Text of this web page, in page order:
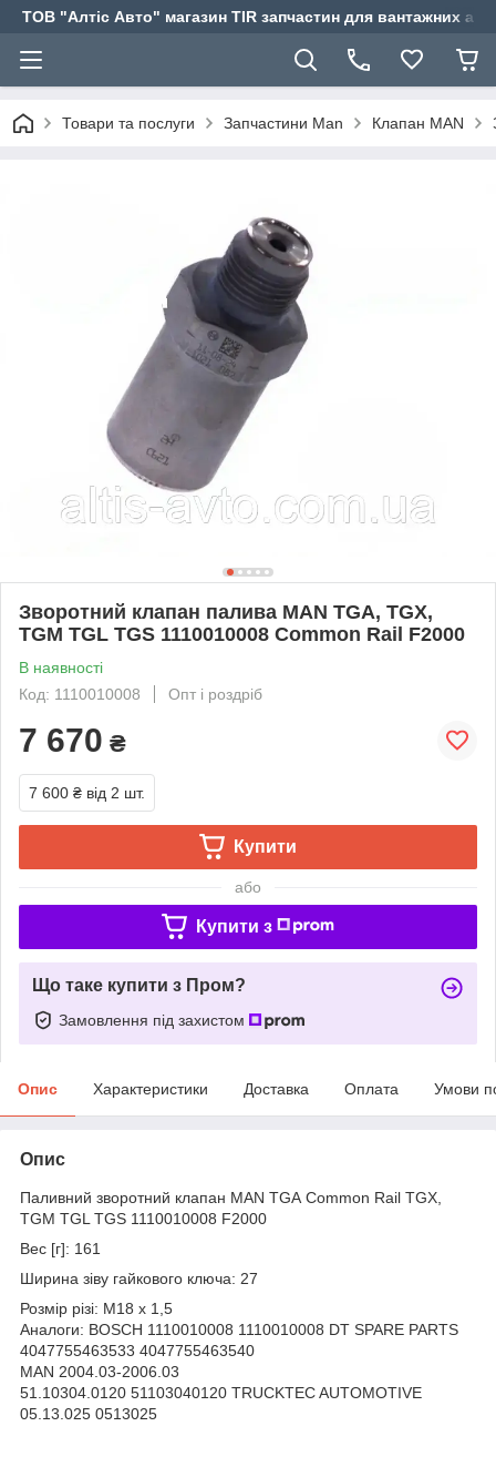
ТОВ "Алтіс Авто" магазин TIR запчастин для вантажних
Товари та послуги Запчастини Man Клапан MAN
Зворотний клапан палива MAN TGA, TGX,
TGM TGL TGS 1110010008 Common Rail F2000
В наявності
Код: 1110010008
Опт і роздріб
7 670 ₴
7 600 ₴ від 2 шт.
Купити
або
Купити з
Що таке купити з Пром?
Замовлення під захистом
Опис Характеристики Доставка Оплата Умови
Опис
Паливний зворотний клапан MAN TGA Common Rail TGX,
TGM TGL TGS 1110010008 F2000
Вес [г]: 161
Ширина зіву гайкового ключа: 27
Розмір різі: M18 x 1,5
Аналоги: BOSCH 1110010008 1110010008 DT SPARE PARTS
4047755463533 4047755463540
MAN 2004.03-2006.03
51.10304.0120 51103040120 TRUCKTEC AUTOMOTIVE
05.13.025 0513025